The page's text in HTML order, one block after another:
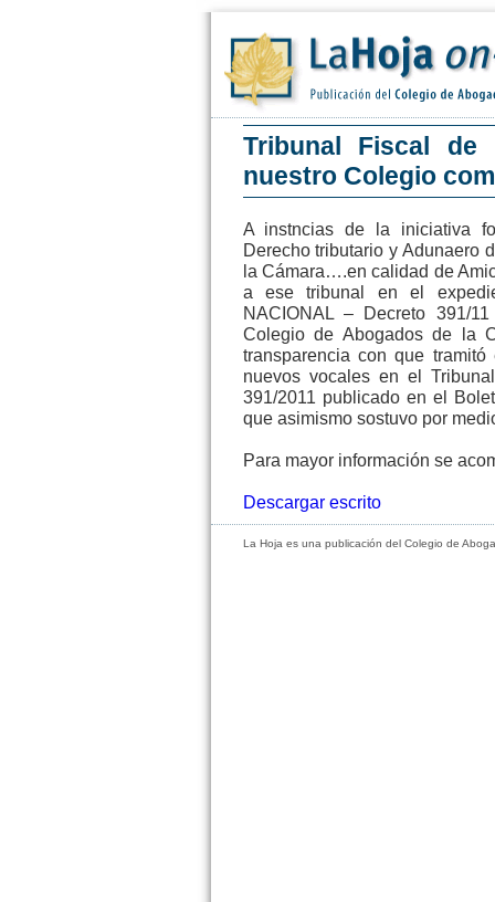
Tribunal Fiscal de
nuestro Colegio
A instncias de la iniciativa
Derecho tributario y Adunaero
la Cámara….en calidad de
a ese tribunal en el
NACIONAL – Decreto 391/
Colegio de Abogados de la
transparencia con que
nuevos vocales en el
391/2011 publicado en el
que asimismo sostuvo por
Para mayor información se
Descargar escrito
La Hoja es una publicación del Colegio de